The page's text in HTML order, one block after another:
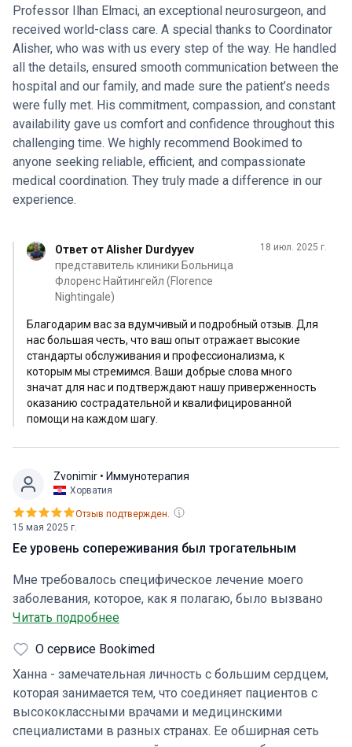
сочувствием и уважением как к пациенту, так и к
нашей семье. Сердечное спасибо координатору
Алишеру, который поддерживал нас на каждом шагу.
Он всегда был отзывчив, внимателен и искренне
заботился о благополучии пациента. От организации
трансфера и выполнения всех особых требований до
информирования семьи и организации медицинского
обслуживания - он сделал трудное время гораздо
более управляемым. Персонал больницы был
профессиональным, добрым и заботливым. Мы
глубоко признательны за высокий уровень
Professor Ilhan Elmaci, an exceptional neurosurgeon, and
received world-class care. A special thanks to Coordinator
Alisher, who was with us every step of the way. He handled
all the details, ensured smooth communication between the
hospital and our family, and made sure the patient’s needs
were fully met. His commitment, compassion, and constant
availability gave us comfort and confidence throughout this
challenging time. We highly recommend Bookimed to
anyone seeking reliable, efficient, and compassionate
medical coordination. They truly made a difference in our
experience.
Ответ от Alisher Durdyyev
представитель клиники Больница
Флоренс Найтингейл (Florence
Nightingale)
18 июл. 2025 г.
Благодарим вас за вдумчивый и подробный отзыв. Для
нас большая честь, что ваш опыт отражает высокие
стандарты обслуживания и профессионализма, к
которым мы стремимся. Ваши добрые слова много
значат для нас и подтверждают нашу приверженность
оказанию сострадательной и квалифицированной
помощи на каждом шагу.
Zvonimir • Иммунотерапия
Хорватия
15 мая 2025 г.
Отзыв подтвержден.
Ее уровень сопереживания был трогательным
Мне требовалось специфическое лечение моего
заболевания, которое, как я полагаю, было вызвано
COVID или осложнениями, связанными с вакцинацией.
малодоступен, однако врач Фатураныз Хазырдыр
была готова рассмотреть мою просьбу, что стало
решающим фактором при выборе этой больницы. Ее
уровень сопереживания был трогательным. Когда я
прибыл в больницу, мне оказал отличную поддержку
Читать подробнее
О сервисе Bookimed
Ханна - замечательная личность с большим сердцем,
которая занимается тем, что соединяет пациентов с
высококлассными врачами и медицинскими
специалистами в разных странах. Ее обширная сеть